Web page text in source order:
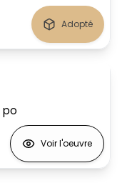
Adopté
po
Voir l'oeuvre